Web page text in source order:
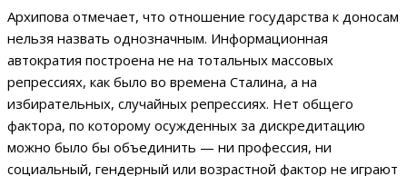
Архипова отмечает, что отношение государства к доносам
нельзя назвать однозначным. Информационная
автократия построена не на тотальных массовых
репрессиях, как было во времена Сталина, а на
избирательных, случайных репрессиях. Нет общего
фактора, по которому осужденных за дискредитацию
можно было бы объединить — ни профессия, ни
социальный, гендерный или возрастной фактор не играют